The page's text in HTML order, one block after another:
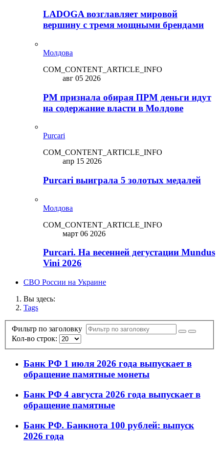
LADOGA возглавляет мировой
вершину с тремя мощными брендами
Молдова
COM_CONTENT_ARTICLE_INFO
авг 05 2026
PM признала обирая ПРМ деньги идут
на содержание власти в Молдове
Purcari
COM_CONTENT_ARTICLE_INFO
апр 15 2026
Purcari выиграла 5 золотых медалей
Молдова
COM_CONTENT_ARTICLE_INFO
март 06 2026
Purcari. На весенней дегустации Mundus
Vini 2026
СВО России на Украине
Вы здесь:
Tags
Фильтр по заголовку
Кол-во строк:
Банк РФ 1 июля 2026 года выпускает в
обращение памятные монеты
Банк РФ 4 августа 2026 года выпускает в
обращение памятные
Банк РФ. Банкнота 100 рублей: выпуск
2026 года